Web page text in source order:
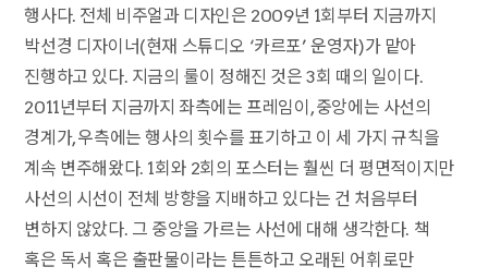
행사다. 전체 비주얼과 디자인은 2009년 1회부터 지금까지
박선경 디자이너(현재 스튜디오 ‘카르포’ 운영자)가 맡아
진행하고 있다. 지금의 룰이 정해진 것은 3회 때의 일이다.
2011년부터 지금까지 좌측에는 프레임이, 중앙에는 사선의
경계가, 우측에는 행사의 횟수를 표기하고 이 세 가지 규칙을
계속 변주해왔다. 1회와 2회의 포스터는 훨씬 더 평면적이지만
사선의 시선이 전체 방향을 지배하고 있다는 건 처음부터
변하지 않았다. 그 중앙을 가르는 사선에 대해 생각한다. 책
혹은 독서 혹은 출판물이라는 튼튼하고 오래된 어휘로만